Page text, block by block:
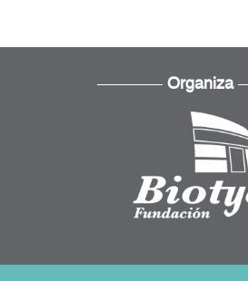
Organiza